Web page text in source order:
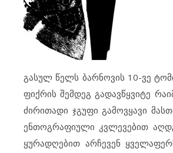
გასულ წელს ბარნოვის 10-ვე
ფიქრის შემდეგ გადავწყვიტე
ძირითადი ჯგუფი გამოვყავი
ენთოგრაფიული კვლევებით
ყურადღებით არჩევენ